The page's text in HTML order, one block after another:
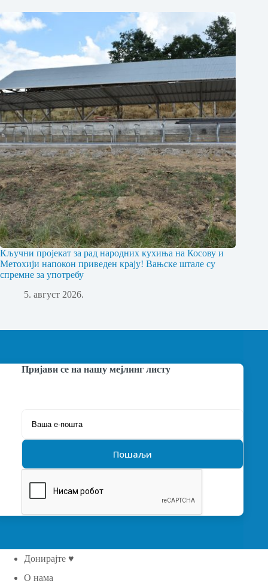
Кључни пројекат за рад народних кухиња на Косову и
Метохији напокон приведен крају! Вањске штале су
спремне за употребу
5. август 2026.
Пријави се на нашу мејлинг листу
Донирајте ♥
О нама